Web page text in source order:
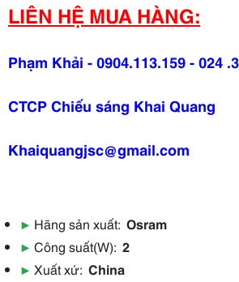
LIÊN HỆ MUA HÀNG:
Phạm Khải - 0904.113.159 - 024
CTCP Chiếu sáng Khai Quang
Khaiquangjsc@gmail.com
▶ Hãng sản xuất: Osram
▶ Công suất(W): 2
▶ Xuất xứ: China